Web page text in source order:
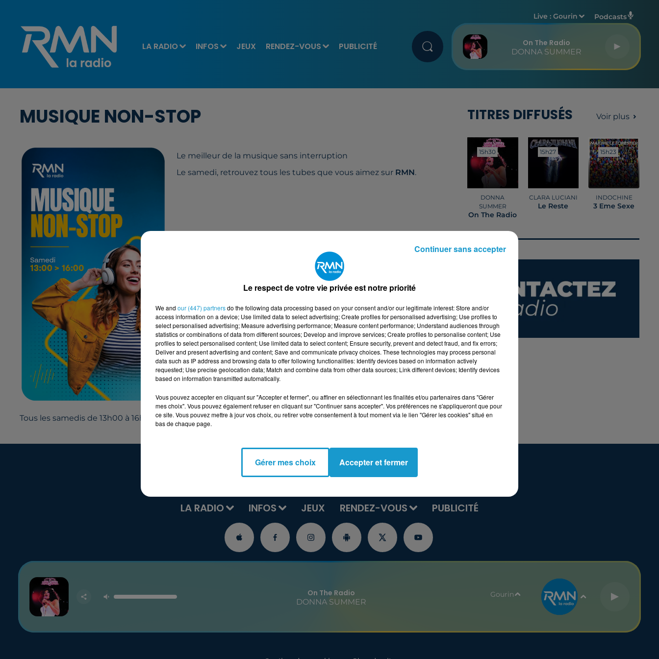
LA RADIO INFOS JEUX RENDEZ-VOUS PUBLICITÉ
Live :Gourin Podcasts
On The Radio
DONNA SUMMER
MUSIQUE NON-STOP
Le meilleur de la musique sans interruption
Le samedi, retrouvez tous les tubes que vous aimez sur RMN.
Tous les samedis de 13h00 à 16h00.
TITRES DIFFUSÉS Voir plus
15h30
15h30
DONNA
SUMMER
On The Radio
15h27
15h27
CLARA LUCIANI
Le Reste
15h23
15h23
INDOCHINE
3 Eme Sexe
LA RADIO INFOS JEUX RENDEZ-VOUS PUBLICITÉ
On The Radio
DONNA SUMMER
Gourin
Le respect de votre vie privée est notre priorité
We and our (447) partnersdo the following data processing based on your consent and/or our legitimate interest: Store and/or
access information on a device; Use limited data to select advertising; Create profiles for personalised advertising; Use profiles to
select personalised advertising; Measure advertising performance; Measure content performance; Understand audiences through
statistics or combinations of data from different sources; Develop and improve services; Create profiles to personalise content; Use
profiles to select personalised content; Use limited data to select content; Ensure security, prevent and detect fraud, and fix errors;
Deliver and present advertising and content; Save and communicate privacy choices. These technologies may process personal
data such as IP address and browsing data to offer following functionalities: Identify devices based on information actively
requested; Use precise geolocation data; Match and combine data from other data sources; Link different devices; Identify devices
based on information transmitted automatically.
Vous pouvez accepter en cliquant sur "Accepter et fermer", ou affiner en sélectionnant les finalités et/ou partenaires dans "Gérer
mes choix". Vous pouvez également refuser en cliquant sur "Continuer sans accepter". Vos préférences ne s'appliqueront que pour
ce site. Vous pouvez mettre à jour vos choix, ou retirer votre consentement à tout moment via le lien "Gérer les cookies" situé en
bas de chaque page.
Gérer mes choix Accepter et fermer
Continuer sans accepter